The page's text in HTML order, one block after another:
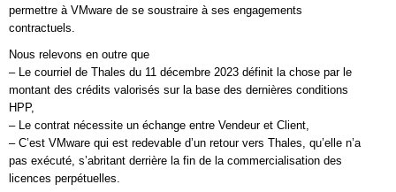
permettre à VMware de se soustraire à ses engagements
contractuels.
Nous relevons en outre que
– Le courriel de Thales du 11 décembre 2023 définit la chose par le
montant des crédits valorisés sur la base des dernières conditions
HPP,
– Le contrat nécessite un échange entre Vendeur et Client,
– C’est VMware qui est redevable d’un retour vers Thales, qu’elle n’a
pas exécuté, s’abritant derrière la fin de la commercialisation des
licences perpétuelles.